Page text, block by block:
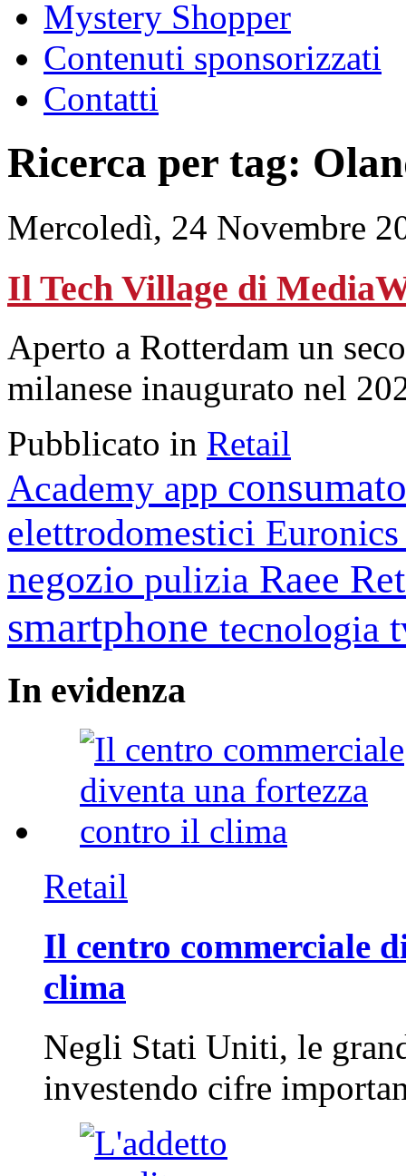
Mystery Shopper
Contenuti sponsorizzati
Contatti
Ricerca per tag:
Mercoledì, 24 Novembre
Il Tech Village di
Aperto a Rotterdam un
milanese inaugurato nel
Pubblicato in Retail
Academy app
elettrodomestici
negozio pulizia Raee
smartphone tecnologia
In evidenza
Retail
Il centro commerciale
clima
Negli Stati Uniti, le
investendo cifre